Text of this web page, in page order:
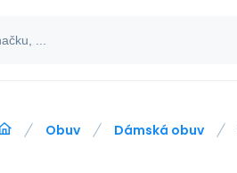
Obuv Dámská obuv